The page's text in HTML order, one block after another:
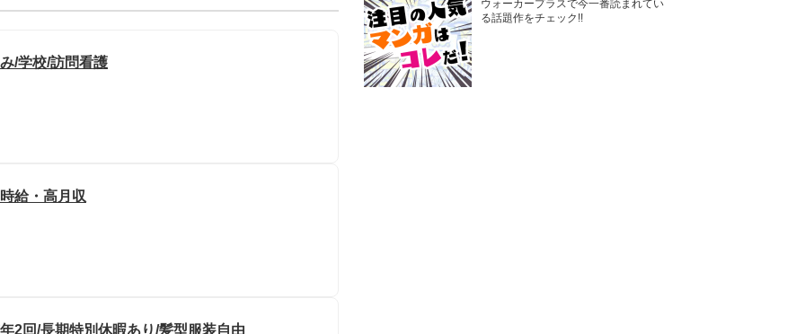
/学校/訪問看護
給・高月収
2回/長期特別休暇あり/髪型服装自由
ウォーカープラスで今一番読まれてい
る話題作をチェック!!